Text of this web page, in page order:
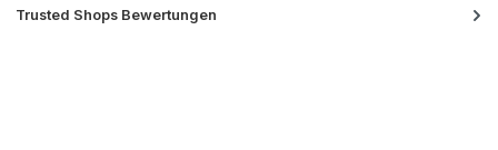
Trusted Shops Bewertungen